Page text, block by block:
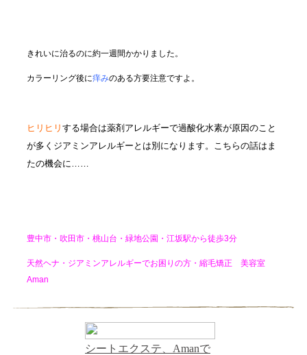
きれいに治るのに約一週間かかりました。
カラーリング後に痒みのある方要注意ですよ。
ヒリヒリする場合は薬剤アレルギーで過酸化水素が原因のこと
が多くジアミンアレルギーとは別になります。こちらの話はま
たの機会に……
豊中市・吹田市・桃山台・緑地公園・江坂駅から徒歩3分
天然ヘナ・ジアミンアレルギーでお困りの方・縮毛矯正 美容室
Aman
シートエクステ、Amanで